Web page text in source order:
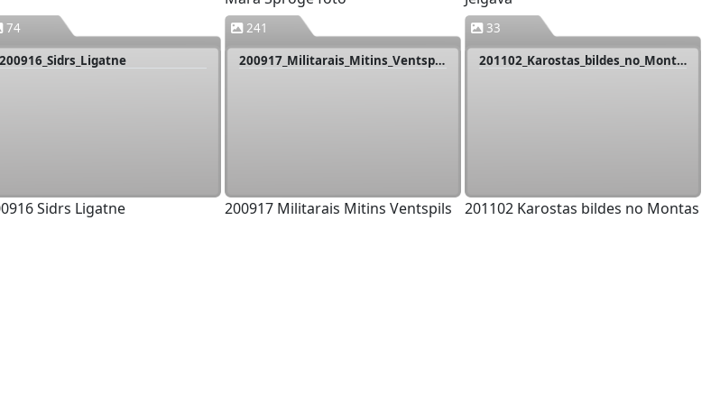
74
200916_Sidrs_Ligatne
Sidrs Ligatne
241
200917_Militarais_Mitins_Ventspils
200917 Militarais Mitins Ventspils
33
201102_Karostas_bildes_no_Montas
201102 Karostas bildes no Montas